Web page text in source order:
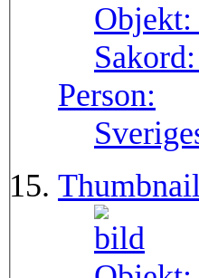
Objekt:
Sakord:
Person: